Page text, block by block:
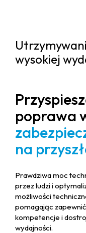
wysokiej
poprawa
na
Prawdziwa moc
przez ludzi i
możliwości
pomagając
kompetencje i
wydajności.